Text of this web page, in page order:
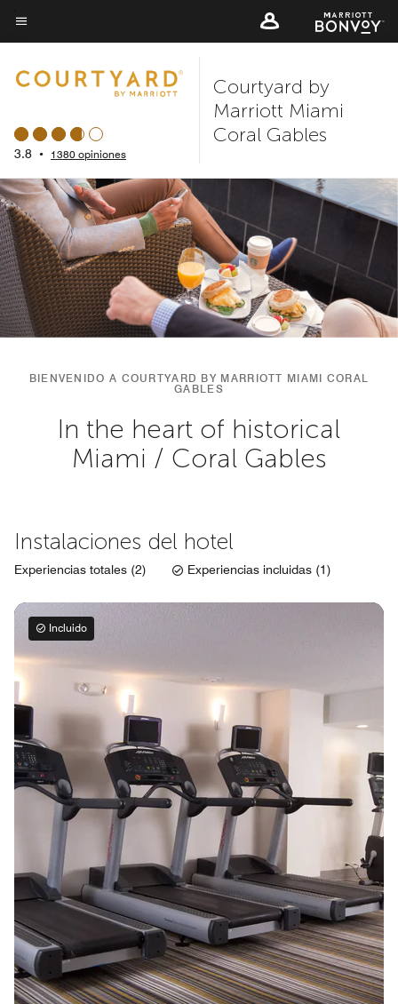
Skip
to
content
Texto del menú
3.8 • 1380 opiniones
Courtyard by
Marriott Miami
Coral Gables
BIENVENIDO A COURTYARD BY MARRIOTT MIAMI CORAL
GABLES
In the heart of historical
Miami / Coral Gables
Instalaciones del hotel
Experiencias totales (2) Experiencias incluidas (1)
Incluido